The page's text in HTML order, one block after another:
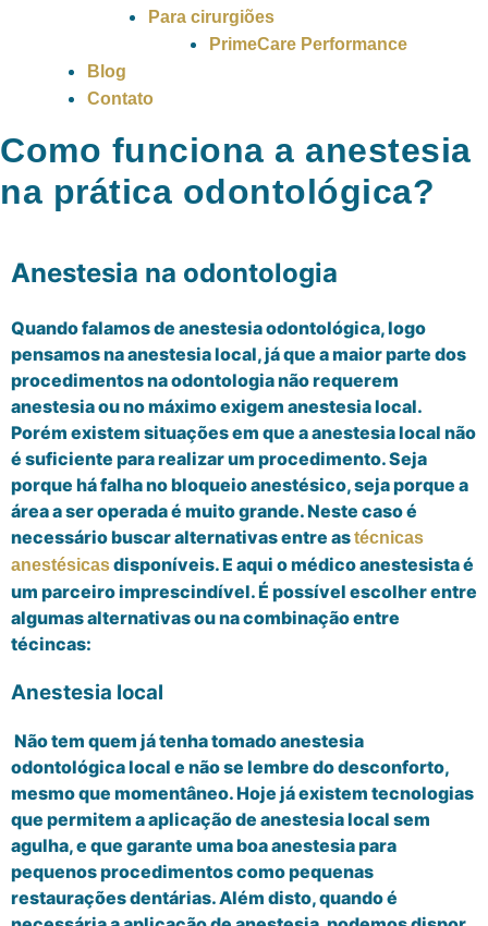
Para cirurgiões
PrimeCare Performance
Blog
Contato
Como funciona a anestesia
na prática odontológica?
Anestesia na odontologia
Quando falamos de anestesia odontológica, logo
pensamos na anestesia local, já que a maior parte dos
procedimentos na odontologia não requerem
anestesia ou no máximo exigem anestesia local.
Porém existem situações em que a anestesia local não
é suficiente para realizar um procedimento. Seja
porque há falha no bloqueio anestésico, seja porque a
área a ser operada é muito grande. Neste caso é
necessário buscar alternativas entre astécnicas
anestésicasdisponíveis. E aqui o médico anestesista é
um parceiro imprescindível. É possível escolher entre
algumas alternativas ou na combinação entre
técincas:
Anestesia local
Não tem quem já tenha tomado anestesia
odontológica local e não se lembre do desconforto,
mesmo que momentâneo. Hoje já existem tecnologias
que permitem a aplicação de anestesia local sem
agulha, e que garante uma boa anestesia para
pequenos procedimentos como pequenas
restaurações dentárias. Além disto, quando é